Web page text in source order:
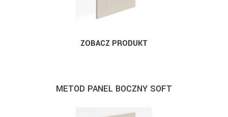
ZOBACZ PRODUKT
METOD PANEL BOCZNY SOFT